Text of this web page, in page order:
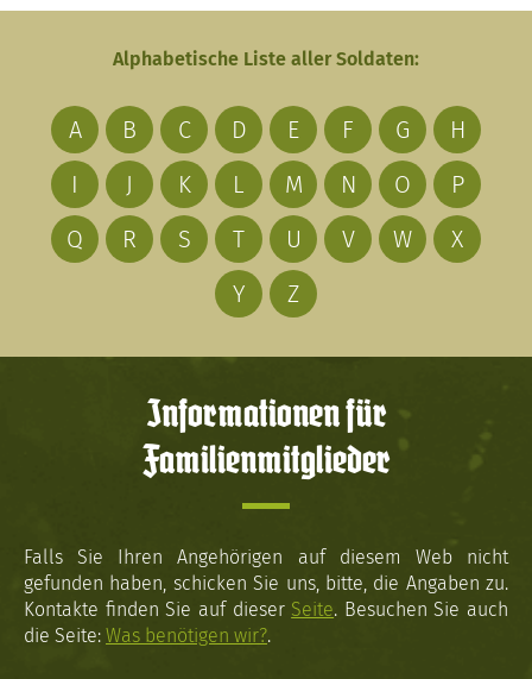
Alphabetische Liste aller Soldaten:
A B C D E F G
H
I
J K L M N O
P
Q
R S T U V W
X
Y
Z
Informationen für
Familienmitglieder
Falls Sie Ihren Angehörigen auf diesem Web nicht
gefunden haben, schicken Sie uns, bitte, die Angaben zu.
Kontakte finden Sie auf dieser Seite. Besuchen Sie auch
die Seite: Was benötigen wir?.